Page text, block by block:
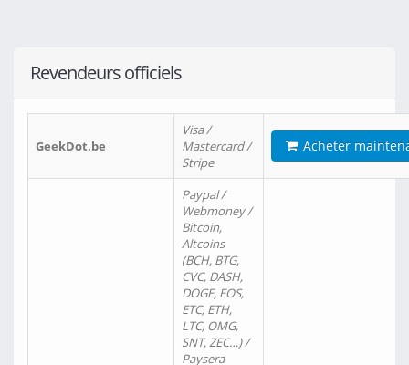
Revendeurs officiels
GeekDot.be
Visa /
Mastercard /
Stripe
Acheter
Paypal /
Webmoney /
Bitcoin,
Altcoins
(BCH, BTG,
CVC, DASH,
DOGE, EOS,
ETC, ETH,
LTC, OMG,
SNT, ZEC…) /
Paysera